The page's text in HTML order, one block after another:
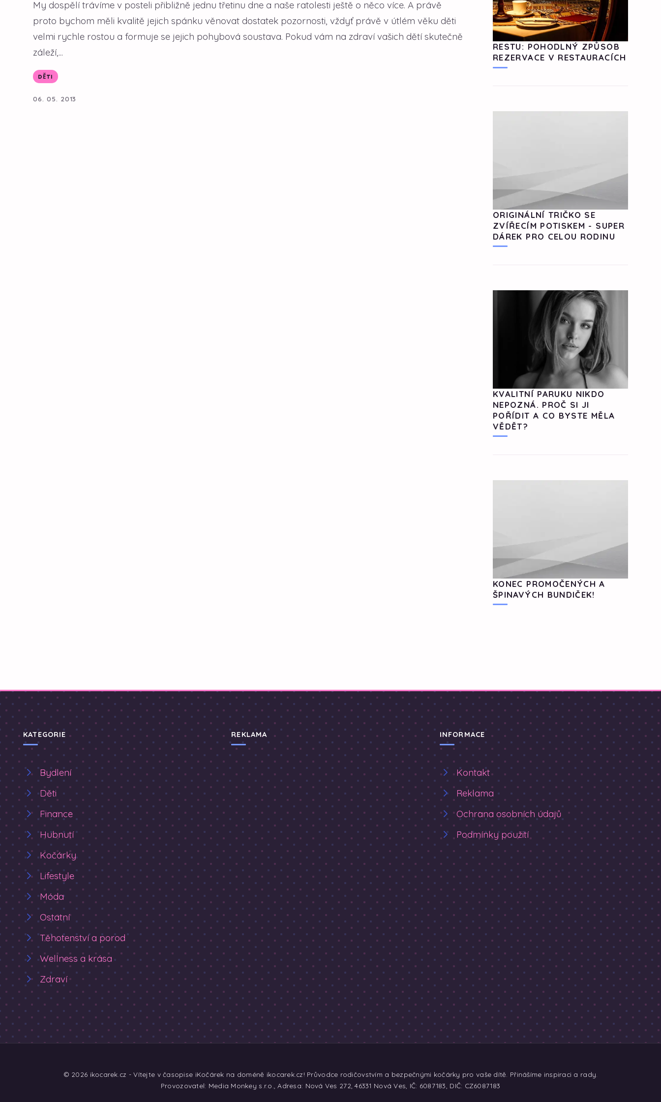
My dospělí trávíme v posteli přibližně jednu třetinu dne a naše ratolesti ještě o něco více. A právě
proto bychom měli kvalitě jejich spánku věnovat dostatek pozornosti, vždyť právě v útlém věku děti
velmi rychle rostou a formuje se jejich pohybová soustava. Pokud vám na zdraví vašich dětí skutečně
záleží,...
DĚTI
06. 05. 2013
RESTU: POHODLNÝ ZPŮSOB
REZERVACE V RESTAURACÍCH
ORIGINÁLNÍ TRIČKO SE
ZVÍŘECÍM POTISKEM - SUPER
DÁREK PRO CELOU RODINU
KVALITNÍ PARUKU NIKDO
NEPOZNÁ. PROČ SI JI
POŘÍDIT A CO BYSTE MĚLA
VĚDĚT?
KONEC PROMOČENÝCH A
ŠPINAVÝCH BUNDIČEK!
KATEGORIE
Bydlení
Děti
Finance
Hubnutí
Kočárky
Lifestyle
Móda
Ostatní
Těhotenství a porod
Wellness a krása
Zdraví
REKLAMA INFORMACE
Kontakt
Reklama
Ochrana osobních údajů
Podmínky použití
© 2026 ikocarek.cz - Vítejte v časopise iKočárek na doméně ikocarek.cz! Průvodce rodičovstvím a bezpečnými kočárky pro vaše dítě. Přinášíme inspiraci a rady.
Provozovatel: Media Monkey s.r.o., Adresa: Nová Ves 272, 46331 Nová Ves, IČ: 6087183, DIČ: CZ6087183